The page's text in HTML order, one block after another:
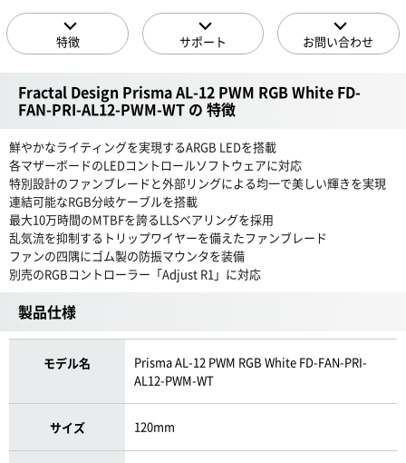
特徴 サポート お問い合わせ
Fractal Design Prisma AL-12 PWM RGB White FD-
FAN-PRI-AL12-PWM-WT の 特徴
鮮やかなライティングを実現するARGB LEDを搭載
各マザーボードのLEDコントロールソフトウェアに対応
特別設計のファンブレードと外部リングによる均一で美しい輝きを実現
連結可能なRGB分岐ケーブルを搭載
最大10万時間のMTBFを誇るLLSベアリングを採用
乱気流を抑制するトリップワイヤーを備えたファンブレード
ファンの四隅にゴム製の防振マウンタを装備
別売のRGBコントローラー「Adjust R1」に対応
製品仕様
モデル名
Prisma AL-12 PWM RGB White FD-FAN-PRI-
AL12-PWM-WT
サイズ 120mm